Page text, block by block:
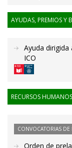
AYUDAS, PREMIOS Y
Ayuda
ICO
RECURSOS HUMANOS
CONVOCATORIAS DE
Orden de